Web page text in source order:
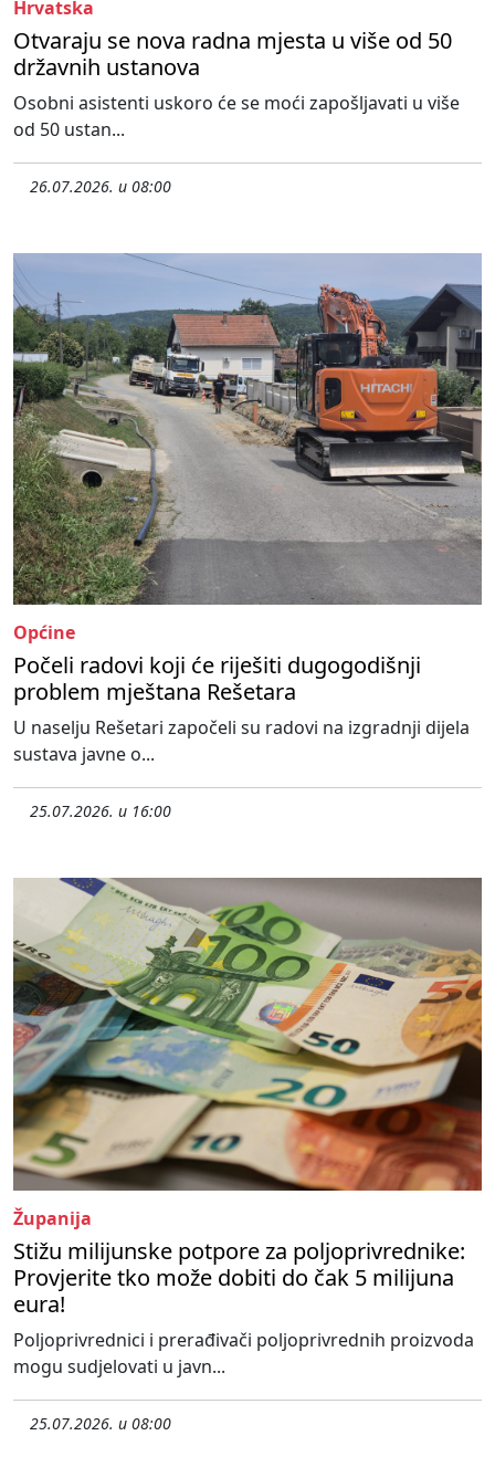
Hrvatska
Otvaraju se nova radna mjesta u više od 50
državnih ustanova
Osobni asistenti uskoro će se moći zapošljavati u više
od 50 ustan...
26.07.2026. u 08:00
Općine
Počeli radovi koji će riješiti dugogodišnji
problem mještana Rešetara
U naselju Rešetari započeli su radovi na izgradnji dijela
sustava javne o...
25.07.2026. u 16:00
Županija
Stižu milijunske potpore za poljoprivrednike:
Provjerite tko može dobiti do čak 5 milijuna
eura!
Poljoprivrednici i prerađivači poljoprivrednih proizvoda
mogu sudjelovati u javn...
25.07.2026. u 08:00